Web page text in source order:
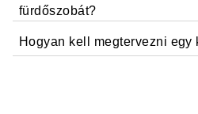
Kis helyiségek esetében a hely
vendégfürdőszobákhoz
fürdőszobát?
Ez elsősorban az igényektől
Hogyan kell megtervezni egy